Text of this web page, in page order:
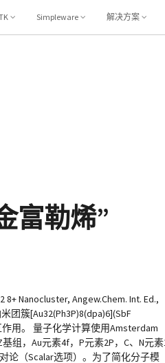
Simpleware 解决方案
富勒烯”
Nanocluster, Angew.Chem. Int. Ed.,
团簇[Au32(Ph3P)8(dpa)6](SbF
用。 量子化学计算使用Amsterdam
组，Au元素4f，P元素2P，C、N元素
论（Scalar选项）。为了简化分子模